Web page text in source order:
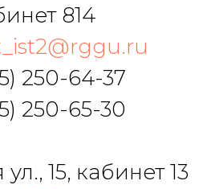
814
250-64-37
250-65-30
15, кабинет 13